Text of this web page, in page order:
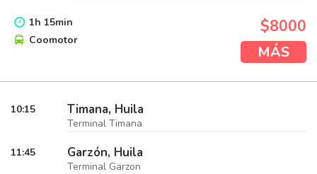
1h 15min
Coomotor
$8000
MÁS
10:15 Timana, Huila
Terminal Timana
11:45 Garzón, Huila
Terminal Garzon